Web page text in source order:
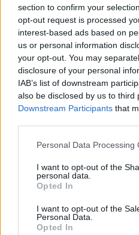
section to confirm your
opt-out request is processed
interest-based ads based on
us or personal information
your opt-out. You may
disclosure of your personal
IAB’s list of downstream
also be disclosed by us to third
Downstream Participants that
Personal Data Processing
I want to opt-out of the
personal data.
Opted In
I want to opt-out of the
Personal Data.
Opted In
Την Πολιτική Συμφωνία
οποία περιλαμβάνεται
επικαλεστεί το Στέιτ
τοποθετήθηκε γι’ αυτό
«Η προσωρινή
Πολιτικό Διάλογο στη
υπογράφει νέες
τις εξωτερικές σχέσεις
μακροπρόθεσμες
εκπρόσωπος του